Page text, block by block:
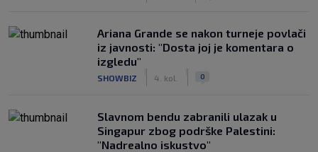
Ariana Grande se nakon turneje povlači
iz javnosti: "Dosta joj je komentara o
izgledu"
SHOWBIZ 4. kol. 0
Slavnom bendu zabranili ulazak u
Singapur zbog podrške Palestini:
"Nadrealno iskustvo"